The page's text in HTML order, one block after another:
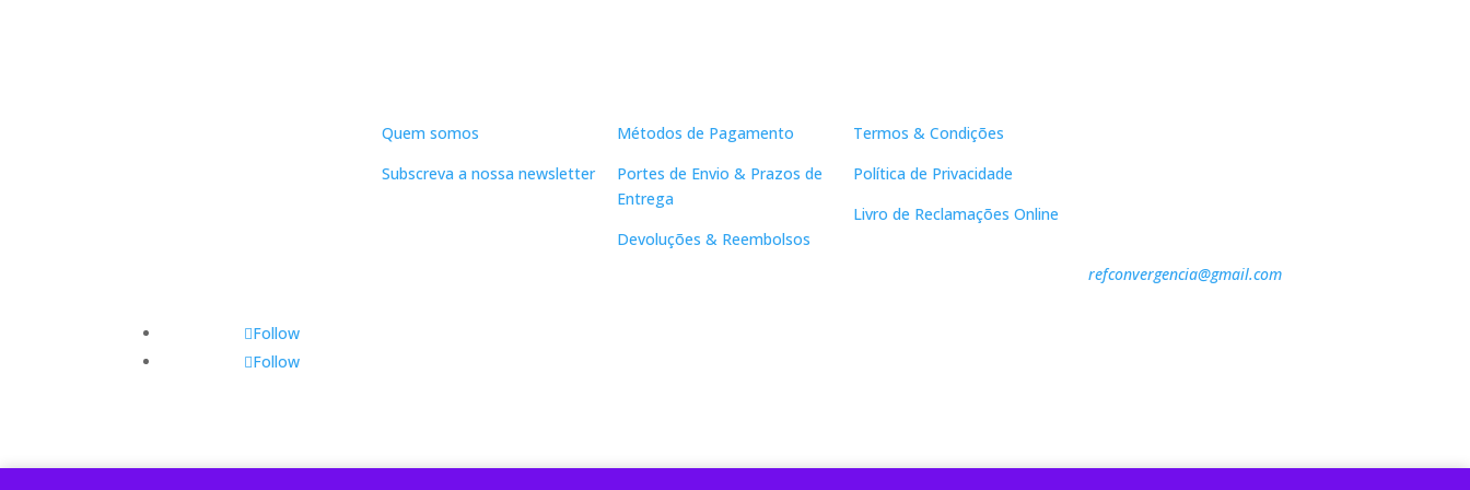
Follow
Follow
Quem somos
Subscreva a nossa newsletter
Métodos de Pagamento
Portes de Envio & Prazos de
Entrega
Devoluções & Reembolsos
Termos & Condições
Política de Privacidade
Livro de Reclamações Online
refconvergencia@gmail.com